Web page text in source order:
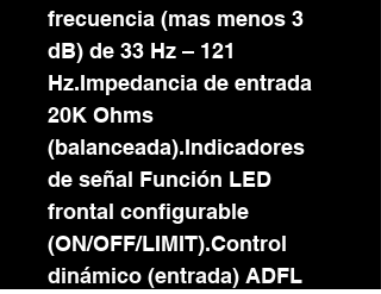
frecuencia (mas menos 3
dB) de 33 Hz – 121
Hz.Impedancia de entrada
20K Ohms
(balanceada).Indicadores
de señal Función LED
frontal configurable
(ON/OFF/LIMIT).Control
dinámico (entrada) ADFL